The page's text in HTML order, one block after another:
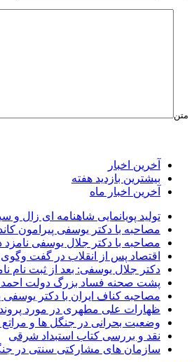
متن
آخرین اخبار
بیشترین بازدید هفته
آخرین اخبار ماه
تولید پویانمایی شاهنامه ای زال
مصاحبه با دکتر یوسفی پیرامون
مصاحبه با دکتر جلال یوسفی
اقتصاد پس از انقلاب در گفت
دکتر جلال یوسفی: بعد از ثبت
پشت صحنه فساد بزرگ دولت
مصاحبه کناف ایران با دکتر
ظهارات علی مطهری در مورد
وضعیت بحرانی در جنگل ها و
نقد و بررسی کتاب استبداد شرقی
سازمان های مشارکتی سنتی در